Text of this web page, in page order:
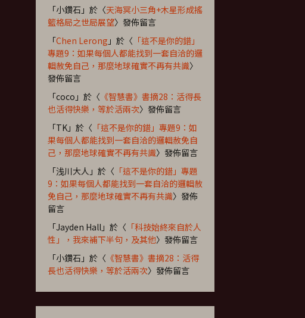
「小鑽石 」於〈天海冥小三角+木星形成搖
籃格局之世局展望〉發佈留言
「Chen Lerong 」於〈 「這不是你的錯」
專題9：如果每個人都能找到一套自洽的邏
輯赦免自己，那麼地球確實不再有共識〉
發佈留言
「coco 」於〈 《智慧書》書摘28：活得長
也活得快樂，等於活兩次〉發佈留言
「TK 」於〈 「這不是你的錯」專題9：如
果每個人都能找到一套自洽的邏輯赦免自
己，那麼地球確實不再有共識〉發佈留言
「浅川大人 」於〈 「這不是你的錯」專題
9：如果每個人都能找到一套自洽的邏輯赦
免自己，那麼地球確實不再有共識〉發佈
留言
「Jayden Hall 」於〈 「科技始終來自於人
性」，我來補下半句，及其他〉發佈留言
「小鑽石 」於〈 《智慧書》書摘28：活得
長也活得快樂，等於活兩次〉發佈留言